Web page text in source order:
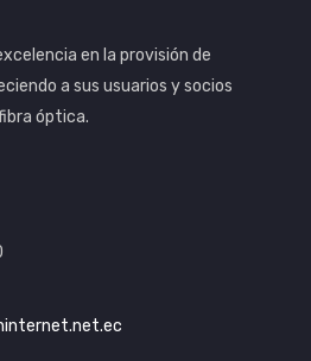
en la provisión de
a sus usuarios y socios
óptica.